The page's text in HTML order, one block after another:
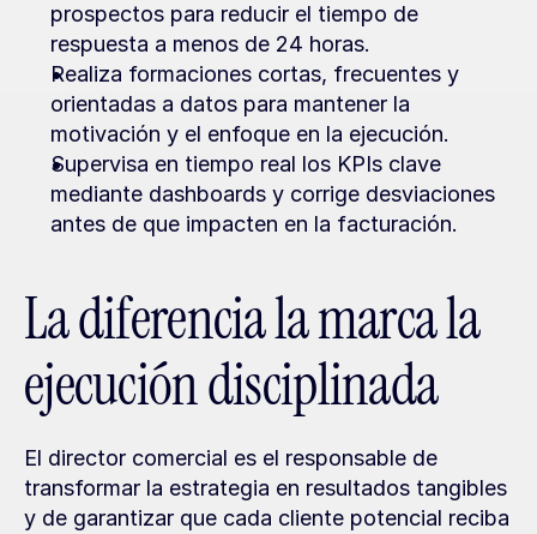
prospectos para reducir el tiempo de
respuesta a menos de 24 horas.
Realiza formaciones cortas, frecuentes y
orientadas a datos para mantener la
motivación y el enfoque en la ejecución.
Supervisa en tiempo real los KPIs clave
mediante dashboards y corrige desviaciones
antes de que impacten en la facturación.
La diferencia la marca la
ejecución disciplinada
El director comercial es el responsable de
transformar la estrategia en resultados tangibles
y de garantizar que cada cliente potencial reciba